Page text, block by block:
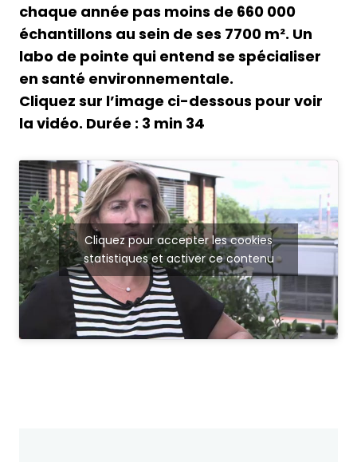
chaque année pas moins de 660 000
échantillons au sein de ses 7700 m². Un
labo de pointe qui entend se spécialiser
en santé environnementale.
Cliquez sur l’image ci-dessous pour voir
la vidéo. Durée : 3 min 34
Cliquez pour accepter les cookies
statistiques et activer ce contenu